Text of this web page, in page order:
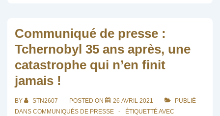
Communiqué de presse :
Tchernobyl 35 ans après, une
catastrophe qui n’en finit
jamais !
BY STN2607 POSTED ON 26 AVRIL 2021
PUBLIÉ
DANS COMMUNIQUÉS DE PRESSE
ÉTIQUETTÉ AVEC